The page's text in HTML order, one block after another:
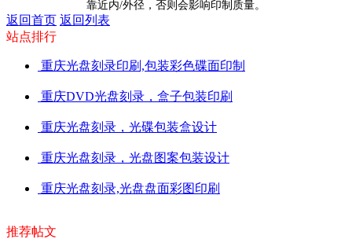
靠近内/外径，否则会影响印制质量。
返回首页 返回列表
站点排行
重庆光盘刻录印刷,包装彩色碟面印制
重庆DVD光盘刻录，盒子包装印刷
重庆光盘刻录，光碟包装盒设计
重庆光盘刻录，光盘图案包装设计
重庆光盘刻录,光盘盘面彩图印刷
推荐帖文